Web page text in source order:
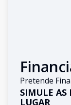
Pretende
SIMULE AS
LUGAR